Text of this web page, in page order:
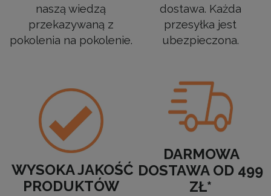
naszą wiedzą
przekazywaną z
pokolenia na pokolenie.
dostawa. Każda
przesyłka jest
ubezpieczona.
WYSOKA JAKOŚĆ
PRODUKTÓW
DARMOWA
DOSTAWA OD 499
ZŁ*